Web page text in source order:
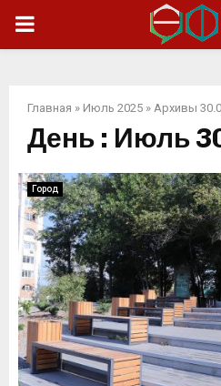
ОСНОВНОЕ
Главная » Июль 2025 » Архивы
День : Июль
Город